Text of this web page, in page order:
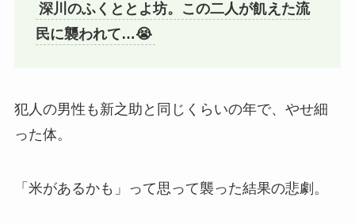
深川のふくととよ坊。この二人が飢えた流
民に襲われて…😭
犯人の男性も新之助と同じくらいの年で、やせ細
った体。
「米があるかも」って思って襲った結果の悲劇。